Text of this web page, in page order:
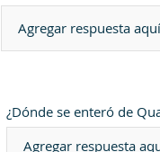
¿Dónde se enteró de